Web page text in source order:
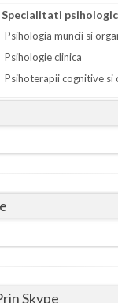
Specialitati
Psihologia muncii si
Psihologie clinica
Psihoterapii cognitive
Skype